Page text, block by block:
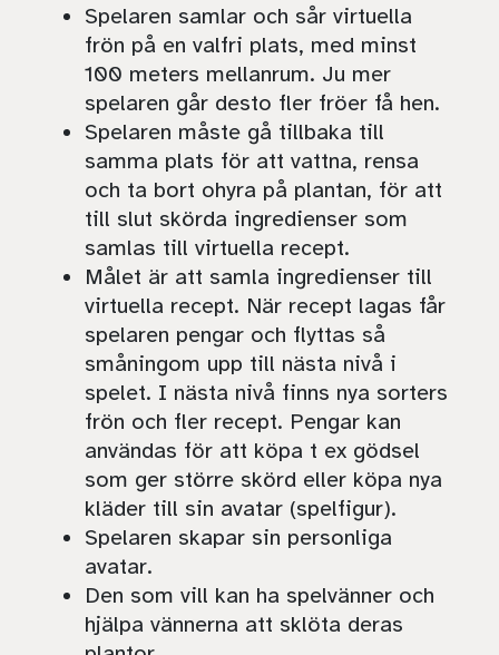
Spelaren samlar och sår virtuella
frön på en valfri plats, med minst
100 meters mellanrum. Ju mer
spelaren går desto fler fröer få hen.
Spelaren måste gå tillbaka till
samma plats för att vattna, rensa
och ta bort ohyra på plantan, för att
till slut skörda ingredienser som
samlas till virtuella recept.
Målet är att samla ingredienser till
virtuella recept. När recept lagas får
spelaren pengar och flyttas så
småningom upp till nästa nivå i
spelet. I nästa nivå finns nya sorters
frön och fler recept. Pengar kan
användas för att köpa t ex gödsel
som ger större skörd eller köpa nya
kläder till sin avatar (spelfigur).
Spelaren skapar sin personliga
avatar.
Den som vill kan ha spelvänner och
hjälpa vännerna att sklöta deras